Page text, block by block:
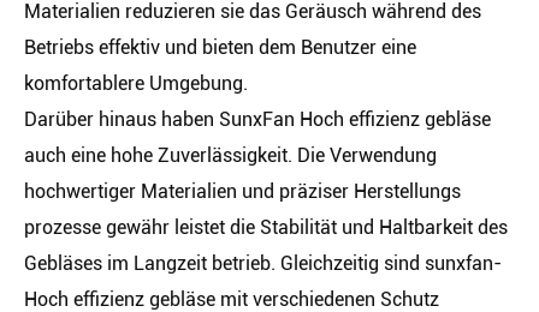
Materialien reduzieren sie das Geräusch während des
Betriebs effektiv und bieten dem Benutzer eine
komfortablere Umgebung.
Darüber hinaus haben SunxFan Hoch effizienz gebläse
auch eine hohe Zuverlässigkeit. Die Verwendung
hochwertiger Materialien und präziser Herstellungs
prozesse gewähr leistet die Stabilität und Haltbarkeit des
Gebläses im Langzeit betrieb. Gleichzeitig sind sunxfan-
Hoch effizienz gebläse mit verschiedenen Schutz